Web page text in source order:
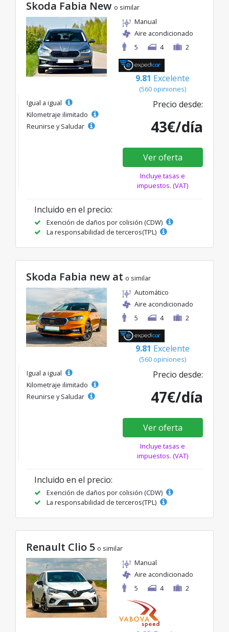
Skoda Fabia New o similar
Manual
Aire acondicionado
5
4 2
9.81 Excelente
(560 opiniones)
Igual a igual
Kilometraje ilimitado
Reunirse y Saludar
Precio desde:
43€/día
Ver oferta
Incluye tasas e
impuestos. (VAT)
Incluido en el precio:
Exención de daños por colisión (CDW)
La responsabilidad de terceros(TPL)
Skoda Fabia new at o similar
Automático
Aire acondicionado
5
4 2
9.81 Excelente
(560 opiniones)
Igual a igual
Kilometraje ilimitado
Reunirse y Saludar
Precio desde:
47€/día
Ver oferta
Incluye tasas e
impuestos. (VAT)
Incluido en el precio:
Exención de daños por colisión (CDW)
La responsabilidad de terceros(TPL)
Renault Clio 5 o similar
Manual
Aire acondicionado
5
4 2